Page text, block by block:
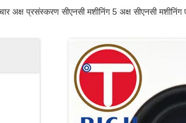
अक्ष प्रसंस्करण सीएनसी मशीनिंग 5 अक्ष सीएनसी मशीनिंग